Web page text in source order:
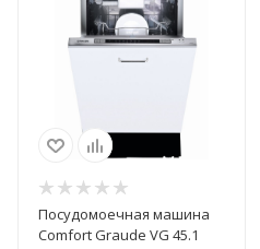
Посудомоечная машина
Comfort Graude VG 45.1